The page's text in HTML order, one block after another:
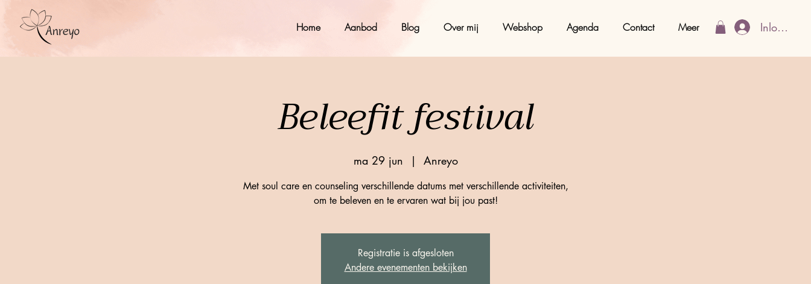
Home Aanbod Blog Over mij Webshop Agenda Contact Meer Inloggen
Beleefit festival
ma 29 jun
  |
Anreyo
Met soul care en counseling verschillende datums met verschillende activiteiten,
om te beleven en te ervaren wat bij jou past!
Registratie is afgesloten
Andere evenementen bekijken